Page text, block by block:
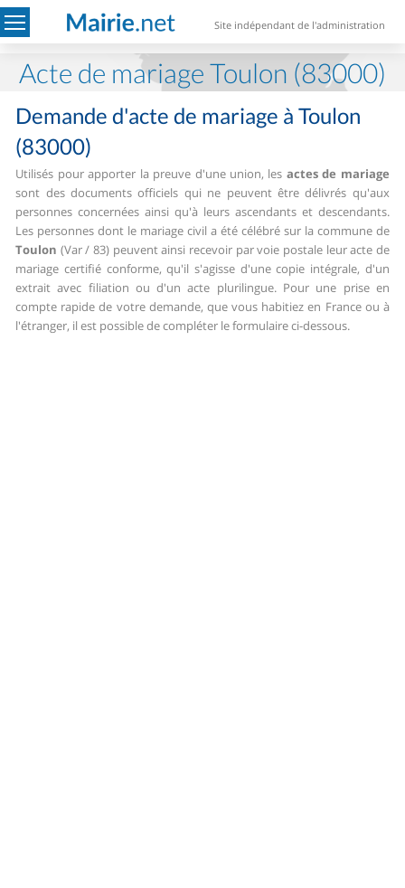
Site indépendant de l'administration
Acte de mariage Toulon (83000)
Demande d'acte de mariage à Toulon
(83000)
Utilisés pour apporter la preuve d'une union, les actes de mariage
sont des documents officiels qui ne peuvent être délivrés qu'aux
personnes concernées ainsi qu'à leurs ascendants et descendants.
Les personnes dont le mariage civil a été célébré sur la commune de
Toulon (Var / 83) peuvent ainsi recevoir par voie postale leur acte de
mariage certifié conforme, qu'il s'agisse d'une copie intégrale, d'un
extrait avec filiation ou d'un acte plurilingue.Pour une prise en
compte rapide de votre demande, que vous habitiez en France ou à
l'étranger, il est possible de compléter le formulaire ci-dessous.